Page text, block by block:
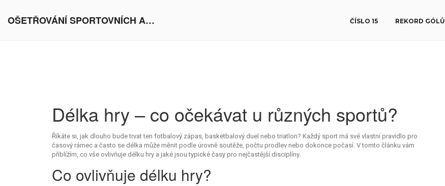
OŠETŘOVÁNÍ SPORTOVNÍCH AKTIVIT V EVROPĚ ČÍSLO 15 REKORD GÓLŮ
Délka hry – co očekávat u různých sportů?
Říkáte si, jak dlouho bude trvat ten fotbalový zápas, basketbalový duel nebo triatlon? Každý sport má své vlastní pravidlo pro
časový rámec a často se délka může měnit podle úrovně soutěže, počtu prodlev nebo dokonce počasí. V tomto článku vám
přiblížím, co vše ovlivňuje délku hry a jaké jsou typické časy pro nejčastější disciplíny.
Co ovlivňuje délku hry?